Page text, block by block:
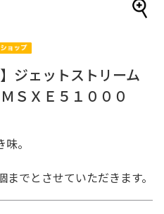
ジェットストリーム
ＳＸＥ５１０００
。
でとさせていただきます。